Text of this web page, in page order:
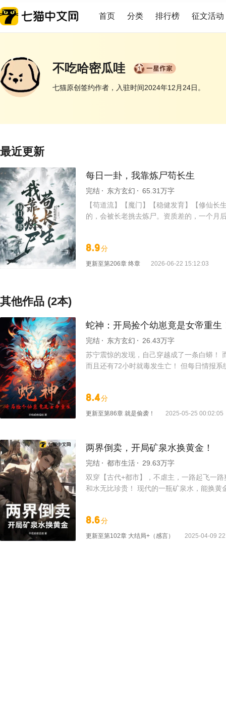
首页 分类 排行榜 征文活动
不吃哈密瓜哇
七猫原创签约作者，入驻时间2024年12月24日。
最近更新
每日一卦，我靠炼尸苟长生
完结 东方玄幻
65.31万字
【苟道流】【魔门】【稳健发育】【修仙
的，会被长老挑去炼尸。资质差的，一个月
8.9分
更新至第206章 终章 2026-06-22 15:12:03
其他作品 (2本)
蛇神：开局捡个幼崽竟是女帝重生
完结 东方玄幻
26.43万字
苏宁震惊的发现，自己穿越成了一条白蟒！
而且还有72小时就毒发生亡！ 但每日情报
8.4分
更新至第86章 就是偷袭！ 2025-05-25 00:02:05
两界倒卖，开局矿泉水换黄金！
完结 都市生活
29.63万字
双穿【古代+都市】，不虐主，一路起飞一
和水无比珍贵！ 现代的一瓶矿泉水，能换
8.6分
更新至第102章 大结局+（感言） 2025-04-09